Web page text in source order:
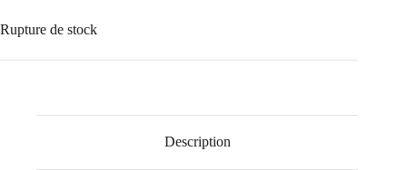
Rupture de stock
Description